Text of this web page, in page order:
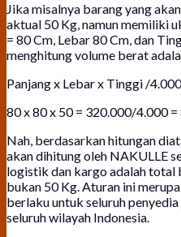
Jika misalnya barang yang
aktual 50 Kg, namun memiliki
= 80 Cm, Lebar 80 Cm, dan
menghitung volume berat
Panjang x Lebar x Tinggi /4.000
80 x 80 x 50 = 320.000/4.000 =
Nah, berdasarkan hitungan
akan dihitung oleh NAKULLE
logistik dan kargo adalah total
bukan 50 Kg. Aturan ini
berlaku untuk seluruh
seluruh wilayah Indonesia.